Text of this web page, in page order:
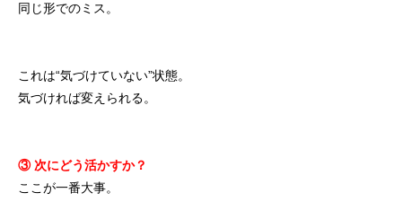
同じ形でのミス。
これは“気づけていない”状態。
気づければ変えられる。
③ 次にどう活かすか？
ここが一番大事。